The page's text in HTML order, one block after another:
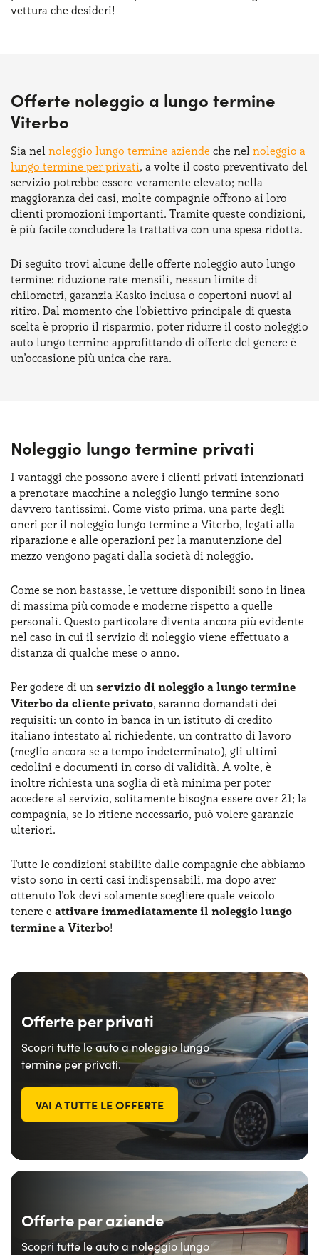
vettura che desideri!
Offerte noleggio a lungo termine
Viterbo
Sia nel noleggio lungo termine aziende che nel noleggio a
lungo termine per privati, a volte il costo preventivato del
servizio potrebbe essere veramente elevato; nella
maggioranza dei casi, molte compagnie offrono ai loro
clienti promozioni importanti. Tramite queste condizioni,
è più facile concludere la trattativa con una spesa ridotta.
Di seguito trovi alcune delle offerte noleggio auto lungo
termine: riduzione rate mensili, nessun limite di
chilometri, garanzia Kasko inclusa o copertoni nuovi al
ritiro. Dal momento che l'obiettivo principale di questa
scelta è proprio il risparmio, poter ridurre il costo noleggio
auto lungo termine approfittando di offerte del genere è
un’occasione più unica che rara.
Noleggio lungo termine privati
I vantaggi che possono avere i clienti privati intenzionati
a prenotare macchine a noleggio lungo termine sono
davvero tantissimi. Come visto prima, una parte degli
oneri per il noleggio lungo termine a Viterbo, legati alla
riparazione e alle operazioni per la manutenzione del
mezzo vengono pagati dalla società di noleggio.
Come se non bastasse, le vetture disponibili sono in linea
di massima più comode e moderne rispetto a quelle
personali. Questo particolare diventa ancora più evidente
nel caso in cui il servizio di noleggio viene effettuato a
distanza di qualche mese o anno.
Per godere di un servizio di noleggio a lungo termine
Viterbo da cliente privato, saranno domandati dei
requisiti: un conto in banca in un istituto di credito
italiano intestato al richiedente, un contratto di lavoro
(meglio ancora se a tempo indeterminato), gli ultimi
cedolini e documenti in corso di validità. A volte, è
inoltre richiesta una soglia di età minima per poter
accedere al servizio, solitamente bisogna essere over 21; la
compagnia, se lo ritiene necessario, può volere garanzie
ulteriori.
Tutte le condizioni stabilite dalle compagnie che abbiamo
visto sono in certi casi indispensabili, ma dopo aver
ottenuto l'ok devi solamente scegliere quale veicolo
tenere e attivare immediatamente il noleggio lungo
termine a Viterbo!
Offerte per privati
Scopri tutte le auto a noleggio lungo
termine per privati.
VAI A TUTTE LE OFFERTE
Offerte per aziende
Scopri tutte le auto a noleggio lungo